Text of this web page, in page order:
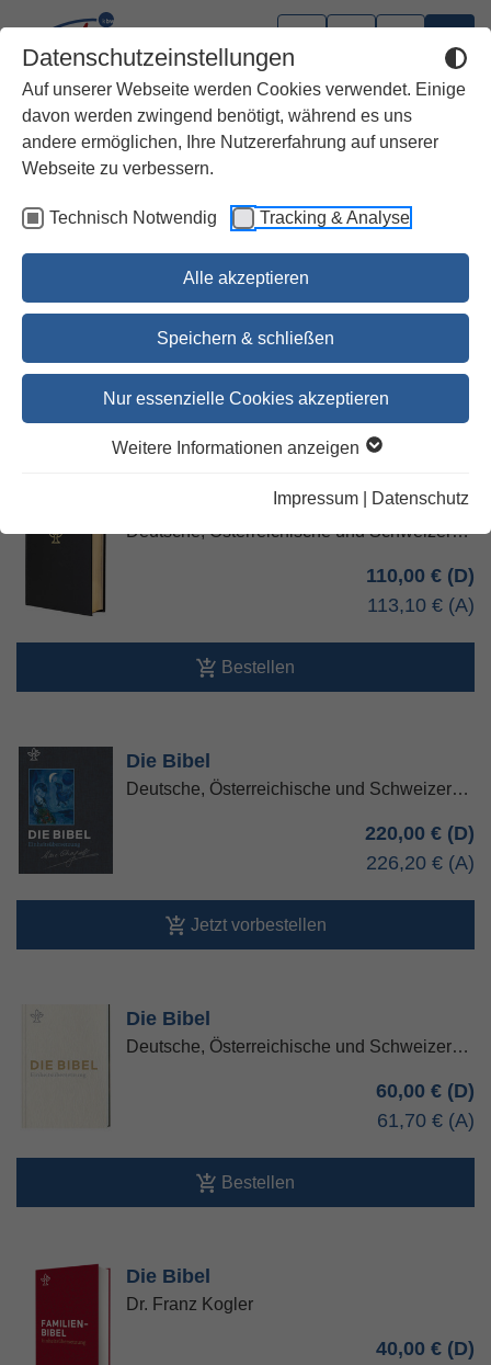
Datenschutzeinstellungen
Auf unserer Webseite werden Cookies verwendet. Einige
davon werden zwingend benötigt, während es uns
andere ermöglichen, Ihre Nutzererfahrung auf unserer
Webseite zu verbessern.
Technisch Notwendig Tracking & Analyse
Alle akzeptieren
Speichern & schließen
Nur essenzielle Cookies akzeptieren
Weitere Informationen anzeigen
Impressum Datenschutz
Hochzeitsbibeln
Deutsche, Österreichische und Schweizer…
35,00 €
Bestellen
Deutsche, Österreichische und Schweizer…
110,00 €
113,10 €
Bestellen
Die Bibel
Deutsche, Österreichische und Schweizer…
220,00 €
226,20 €
Jetzt vorbestellen
Die Bibel
Deutsche, Österreichische und Schweizer…
60,00 €
61,70 €
Bestellen
Die Bibel
Dr. Franz Kogler
40,00 €